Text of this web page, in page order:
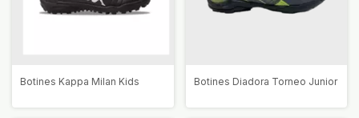
Botines Kappa Milan Kids Botines Diadora Torneo Junior